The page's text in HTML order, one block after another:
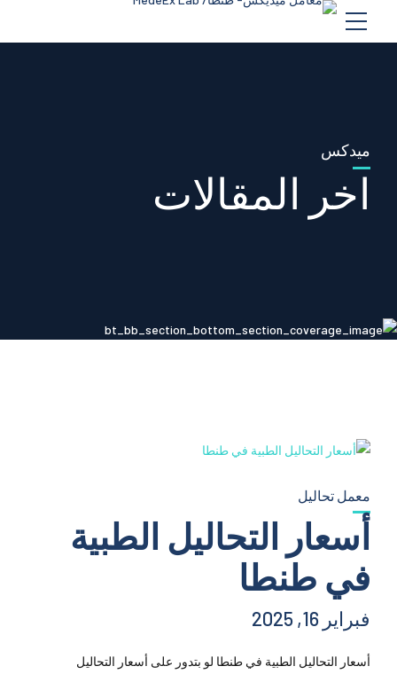
ميدكس
اخر المقالات
معمل تحاليل
أسعار التحاليل الطبية
في طنطا
فبراير 16, 2025
أسعار التحاليل الطبية في طنطا لو بتدور على أسعار التحاليل